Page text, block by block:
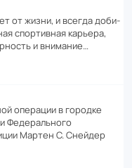
от жизни, и всегда доби­
спор­ти­вная карьера,
и внимание…
операции в городке
Феде­раль­ного
Мартен С. Снейдер